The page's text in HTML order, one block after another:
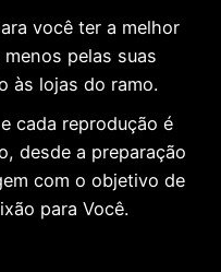
você ter a melhor
pelas suas
às lojas do ramo.
cada reprodução é
desde a preparação
com o objetivo de
para Você.